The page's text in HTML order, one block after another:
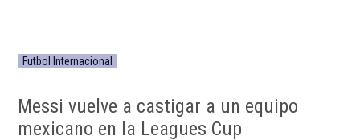
Futbol Internacional
Messi vuelve a castigar a un equipo
mexicano en la Leagues Cup